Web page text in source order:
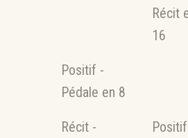
cathédrale Notre-Dame
Nonnet, associé à Pierre-
procède au relevage
l’instrument.
Récit
16
Positif -
Pédale en 8
Récit -